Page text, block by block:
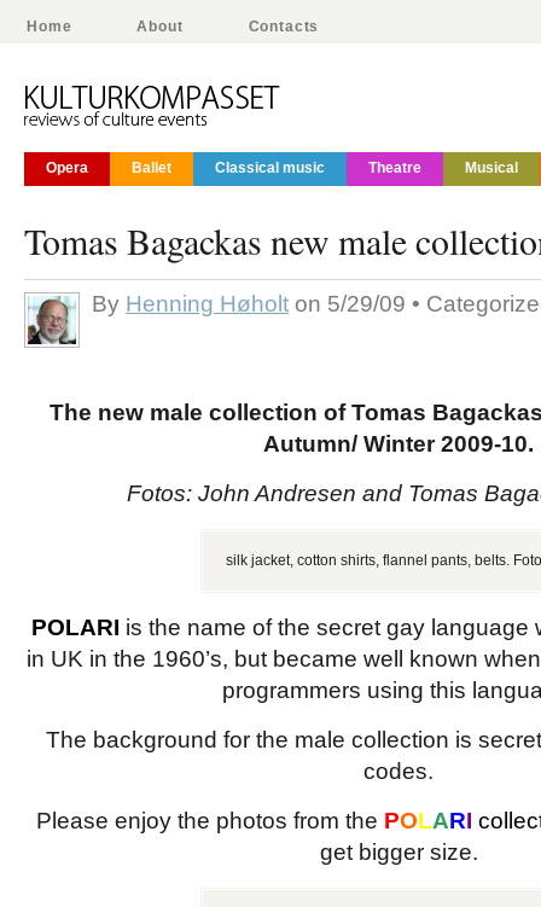
Home About Contacts
Opera Ballet Classical music Theatre Musical
Tomas Bagackas new male
By Henning Høholt on 5/29/09 •
The new male collection of Tomas
Autumn/ Winter 2009-10.
Fotos: John Andresen and Tomas
silk jacket, cotton shirts, flannel pants, belts.
POLARI is the name of the secret gay language
in UK in the 1960’s, but became well known
programmers using this
The background for the male collection is
codes.
Please enjoy the photos from the POLARI
get bigger size.